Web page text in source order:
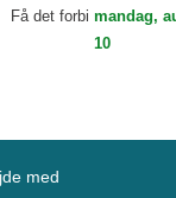
New Era
Få det forbi mandag,
10
med